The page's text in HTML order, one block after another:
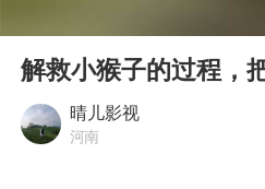
船舶避
命案逃
解救小猴子的过程，
晴儿影视
河南